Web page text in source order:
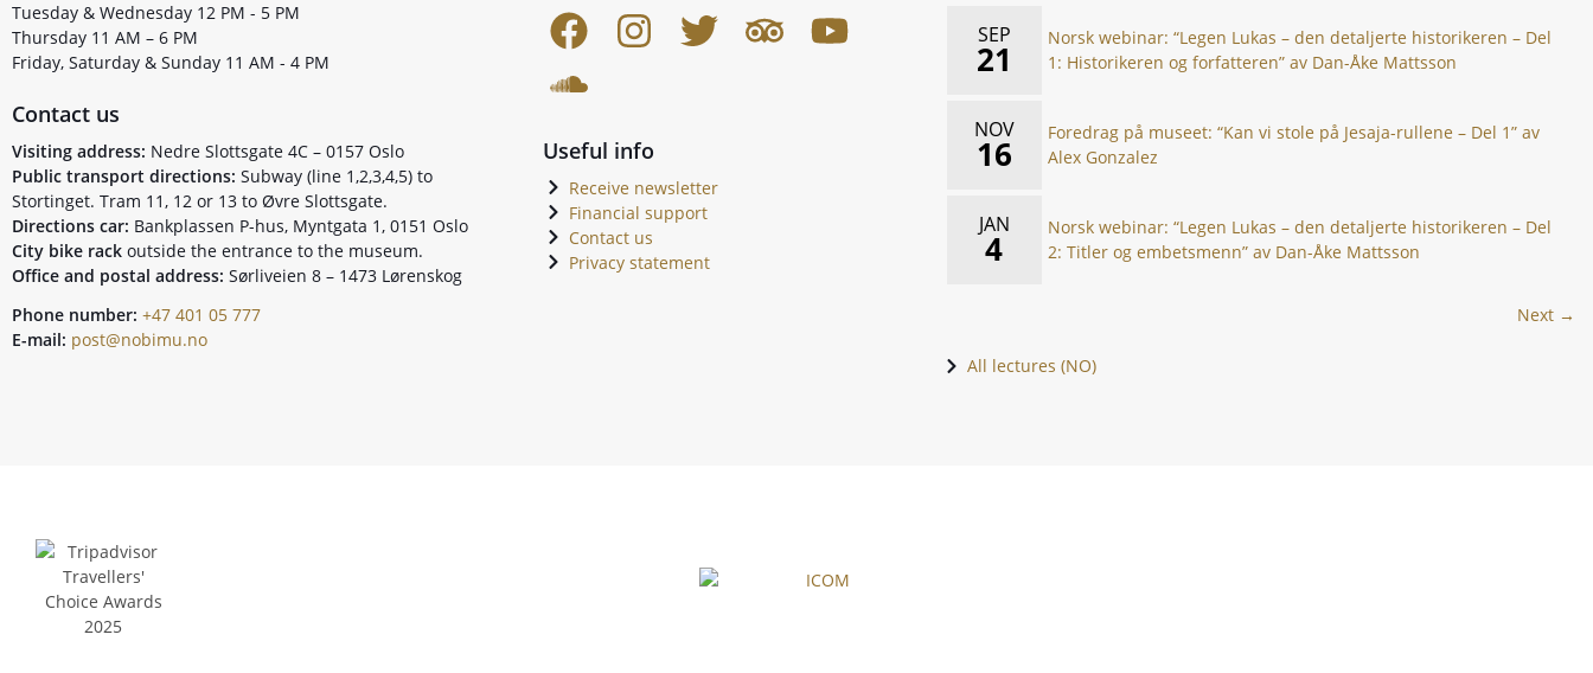
Tuesday & Wednesday 12 PM - 5 PM
Thursday 11 AM – 6 PM
Friday, Saturday & Sunday 11 AM - 4 PM
Contact us
Visiting address: Nedre Slottsgate 4C – 0157 Oslo
Public transport directions: Subway (line 1,2,3,4,5) to
Stortinget. Tram 11, 12 or 13 to Øvre Slottsgate.
Directions car: Bankplassen P-hus, Myntgata 1, 0151 Oslo
City bike rack outside the entrance to the museum.
Office and postal address: Sørliveien 8 – 1473 Lørenskog
Phone number: +47 401 05 777
E-mail: post@nobimu.no
Useful info
Receive newsletter
Financial support
Contact us
Privacy statement
SEP
21
Norsk webinar: “Legen Lukas – den detaljerte historikeren – Del
1: Historikeren og forfatteren” av Dan-Åke Mattsson
NOV
16
Foredrag på museet: “Kan vi stole på Jesaja-rullene – Del 1” av
Alex Gonzalez
JAN
4
Norsk webinar: “Legen Lukas – den detaljerte historikeren – Del
2: Titler og embetsmenn” av Dan-Åke Mattsson
Next →
All lectures (NO)